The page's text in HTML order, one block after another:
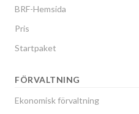
BRF-Hemsida
Pris
Startpaket
FÖRVALTNING
Ekonomisk förvaltning